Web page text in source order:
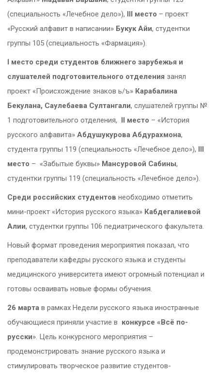
(специальность «Лечебное дело»), III место – проект
«Русский алфавит в написании» Букук Айи, студентки
группы 105 (специальность «Фармация»).
I место среди студентов ближнего зарубежья и
слушателей подготовительного отделения занял
проект «Происхождение знаков ь/ъ» Карабалина
Бекулана, Саулебаева Султангали, слушателей группы №
1 подготовительного отделения, II место – «История
русского алфавита» Абдушукурова Абдурахмона,
студента группы 119 (специальность «Лечебное дело»), III
место – «Забытые буквы» Мансуровой Сабины,
студентки группы 119 (специальность «Лечебное дело»).
Среди российских студентов необходимо отметить
мини-проект «История русского языка» Кабдегалиевой
Алии, студентки группы 106 педиатрического факультета.
Новый формат проведения мероприятия показал, что
преподаватели кафедры русского языка и студенты
медицинского университета имеют огромный потенциал и
готовы осваивать новые формы обучения.
26 марта в рамках Недели русского языка иностранные
обучающиеся приняли участие в конкурсе «Всё по-
русски». Цель конкурсного мероприятия –
продемонстрировать знание русского языка и
стимулировать творческое развитие студентов-